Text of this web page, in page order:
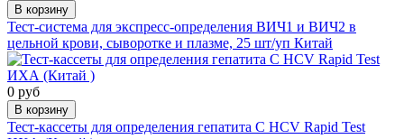
В корзину
Тест-система для экспресс-определения ВИЧ1 и ВИЧ2 в
цельной крови, сыворотке и плазме, 25 шт/уп Китай
0 руб
В корзину
Тест-кассеты для определения гепатита C HCV Rapid Test